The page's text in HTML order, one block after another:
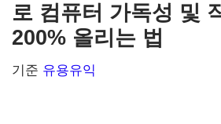
기
로 컴퓨터 가독성 및
200% 올리는 법
기준 유용유익